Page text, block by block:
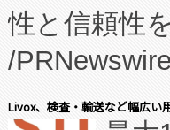
に、患者や
キー方式で
す。FCCM‑
性と信頼性
/
会社エーア
Livox、検査・輸送など幅広い